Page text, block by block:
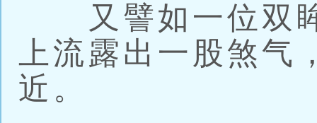
又譬如一位双眸
上流露出一股煞
近。